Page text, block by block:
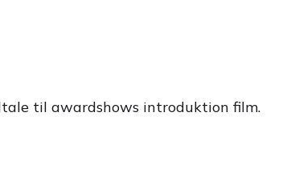
til awardshows introduktion film.